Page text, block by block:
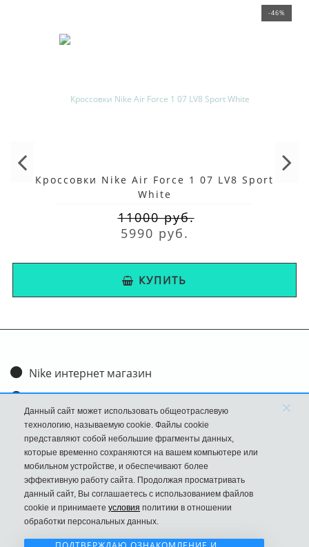
-46%
Кроссовки Nike Air Force 1 07 LV8 Sport
White
11000 руб.
5990 руб.
КУПИТЬ
Nike интернет магазин
Доставка и оплата
Обмен и возврат
Размеры
FAQ
Новости
Политика Конфиденциальности
Данный сайт может использовать общеотраслевую
технологию, называемую cookie. Файлы cookie
представляют собой небольшие фрагменты данных,
которые временно сохраняются на вашем компьютере или
мобильном устройстве, и обеспечивают более
эффективную работу сайта. Продолжая просматривать
данный сайт, Вы соглашаетесь с использованием файлов
cookie и принимаете условия политики в отношении
обработки персональных данных.
×